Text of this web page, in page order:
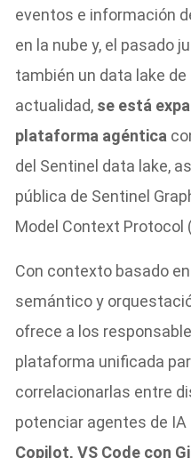
eventos e información
en la nube y, el pasado
también un data lake
actualidad, se está
plataforma agéntica
del Sentinel data lake,
pública de Sentinel
Model Context Protocol
Con contexto basado
semántico y
ofrece a los
plataforma unificada
correlacionarlas entre
potenciar agentes de
Copilot, VS Code con